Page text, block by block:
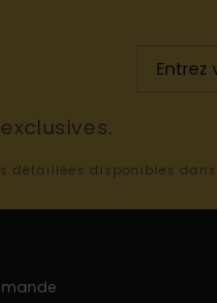
détaillées disponibles